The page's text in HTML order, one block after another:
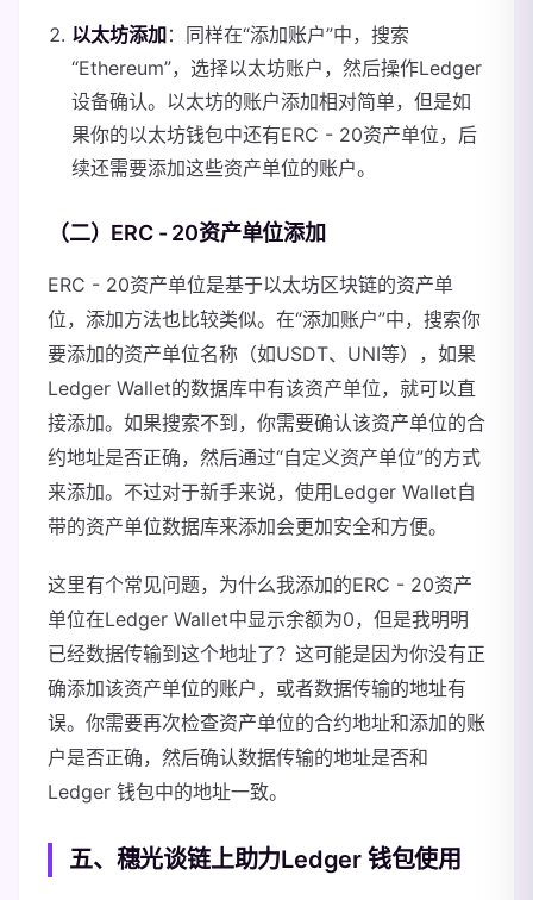
以太坊添加 ：同样在“添加账户”中，搜索
“Ethereum”，选择以太坊账户，然后操作Ledger
设备确认。以太坊的账户添加相对简单，但是如
果你的以太坊钱包中还有ERC - 20资产单位，后
续还需要添加这些资产单位的账户。
（二）ERC - 20资产单位添加
ERC - 20资产单位是基于以太坊区块链的资产单
位，添加方法也比较类似。在“添加账户”中，搜索你
要添加的资产单位名称（如USDT、UNI等），如果
Ledger Wallet的数据库中有该资产单位，就可以直
接添加。如果搜索不到，你需要确认该资产单位的合
约地址是否正确，然后通过“自定义资产单位”的方式
来添加。不过对于新手来说，使用Ledger Wallet自
带的资产单位数据库来添加会更加安全和方便。
这里有个常见问题，为什么我添加的ERC - 20资产
单位在Ledger Wallet中显示余额为0，但是我明明
已经数据传输到这个地址了？这可能是因为你没有正
确添加该资产单位的账户，或者数据传输的地址有
误。你需要再次检查资产单位的合约地址和添加的账
户是否正确，然后确认数据传输的地址是否和
Ledger 钱包中的地址一致。
五、穗光谈链上助力Ledger 钱包使用